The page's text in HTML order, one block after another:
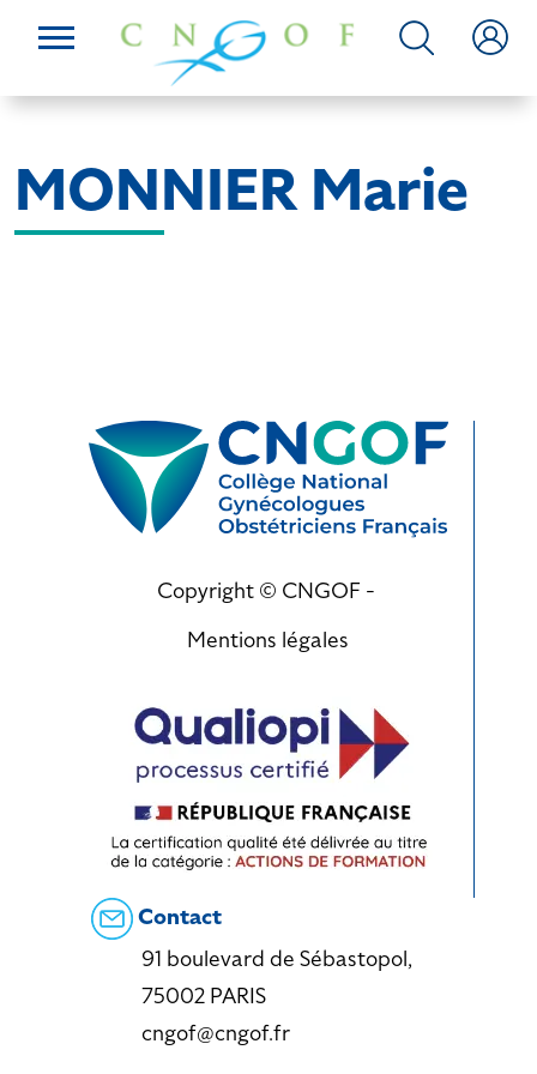
MONNIER Marie
Copyright © CNGOF -
Mentions légales
Contact
91 boulevard de Sébastopol,
75002 PARIS
cngof@cngof.fr